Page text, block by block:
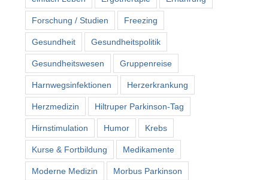
Forschung / Studien Freezing
Gesundheit Gesundheitspolitik
Gesundheitswesen Gruppenreise
Harnwegsinfektionen Herzerkrankung
Herzmedizin Hiltruper Parkinson-Tag
Hirnstimulation Humor Krebs
Kurse & Fortbildung Medikamente
Moderne Medizin Morbus Parkinson